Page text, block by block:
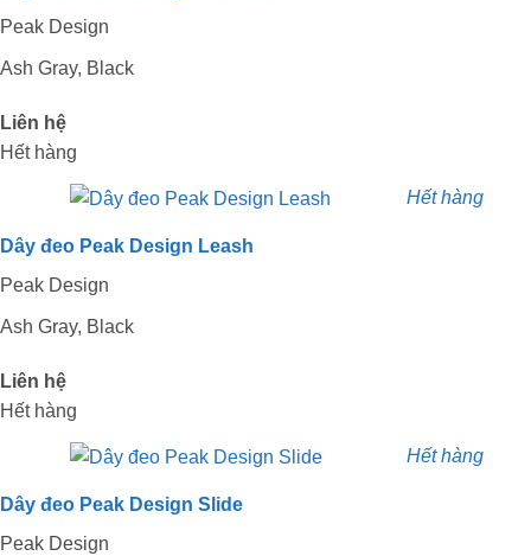
Peak Design
Ash Gray, Black
Liên hệ
Hết hàng
Hết hàng
Dây đeo Peak Design Leash
Peak Design
Ash Gray, Black
Liên hệ
Hết hàng
Hết hàng
Dây đeo Peak Design Slide
Peak Design